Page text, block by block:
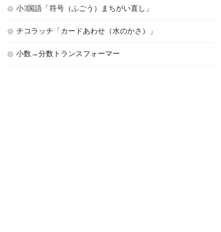
小3国語「符号（ふごう）まちがい直し」
チコラッチ「カードあわせ（水のかさ）」
小数→分数トランスフォーマー